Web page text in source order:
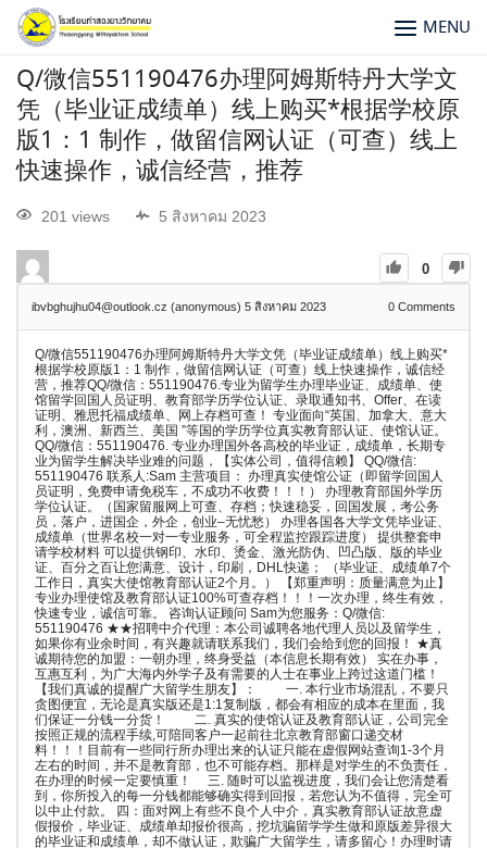
MENU
Q/微信551190476办理阿姆斯特丹大学文
凭（毕业证成绩单）线上购买*根据学校原
版1：1 制作，做留信网认证（可查）线上
快速操作，诚信经营，推荐
201 views 5 สิงหาคม 2023
0
ibvbghujhu04@outlook.cz (anonymous) 5 สิงหาคม 2023 0 Comments
Q/微信551190476办理阿姆斯特丹大学文凭（毕业证成绩单）线上购买*
根据学校原版1：1 制作，做留信网认证（可查）线上快速操作，诚信经
营，推荐QQ/微信：551190476.专业为留学生办理毕业证、成绩单、使
馆留学回国人员证明、教育部学历学位认证、录取通知书、Offer、在读
证明、雅思托福成绩单、网上存档可查！ 专业面向“英国、加拿大、意大
利，澳洲、新西兰、美国 ”等国的学历学位真实教育部认证、使馆认证。
QQ/微信：551190476. 专业办理国外各高校的毕业证，成绩单，长期专
业为留学生解决毕业难的问题，【实体公司，值得信赖】 QQ/微信:
551190476 联系人:Sam 主营项目： 办理真实使馆公证（即留学回国人
员证明，免费申请免税车，不成功不收费！！！） 办理教育部国外学历
学位认证。（国家留服网上可查、存档；快速稳妥，回国发展，考公务
员，落户，进国企，外企，创业–无忧愁） 办理各国各大学文凭毕业证、
成绩单（世界名校一对一专业服务，可全程监控跟踪进度） 提供整套申
请学校材料 可以提供钢印、水印、烫金、激光防伪、凹凸版、版的毕业
证、百分之百让您满意、设计，印刷，DHL快递； （毕业证、成绩单7个
工作日，真实大使馆教育部认证2个月。） 【郑重声明：质量满意为止】
专业办理使馆及教育部认证100%可查存档！！！一次办理，终生有效，
快速专业，诚信可靠。 咨询认证顾问 Sam为您服务：Q/微信:
551190476 ★★招聘中介代理：本公司诚聘各地代理人员以及留学生，
如果你有业余时间，有兴趣就请联系我们，我们会给到您的回报！ ★真
诚期待您的加盟：一朝办理，终身受益（本信息长期有效） 实在办事，
互惠互利，为广大海内外学子及有需要的人士在事业上跨过这道门槛！
【我们真诚的提醒广大留学生朋友】： 一. 本行业市场混乱，不要只
贪图便宜，无论是真实版还是1:1复制版，都会有相应的成本在里面，我
们保证一分钱一分货！ 二. 真实的使馆认证及教育部认证，公司完全
按照正规的流程手续,可陪同客户一起前往北京教育部窗口递交材
料！！！目前有一些同行所办理出来的认证只能在虚假网站查询1-3个月
左右的时间，并不是教育部，也不可能存档。那样是对学生的不负责任，
在办理的时候一定要慎重！ 三. 随时可以监视进度，我们会让您清楚看
到，你所投入的每一分钱都能够确实得到回报，若您认为不值得，完全可
以中止付款。 四：面对网上有些不良个人中介，真实教育部认证故意虚
假报价，毕业证、成绩单却报价很高，挖坑骗留学学生做和原版差异很大
的毕业证和成绩单，却不做认证，欺骗广大留学生，请多留心！办理时请